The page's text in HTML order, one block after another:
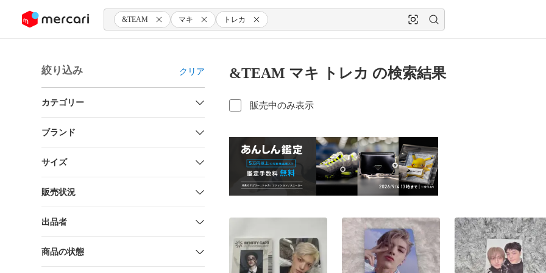
ツにスキップ &TEAM マキ トレカ
絞り込み クリア
カテゴリー
ブランド
サイズ
販売状況
出品者
商品の状態
&TEAM マキ トレカ の検索結果
販売中のみ表示